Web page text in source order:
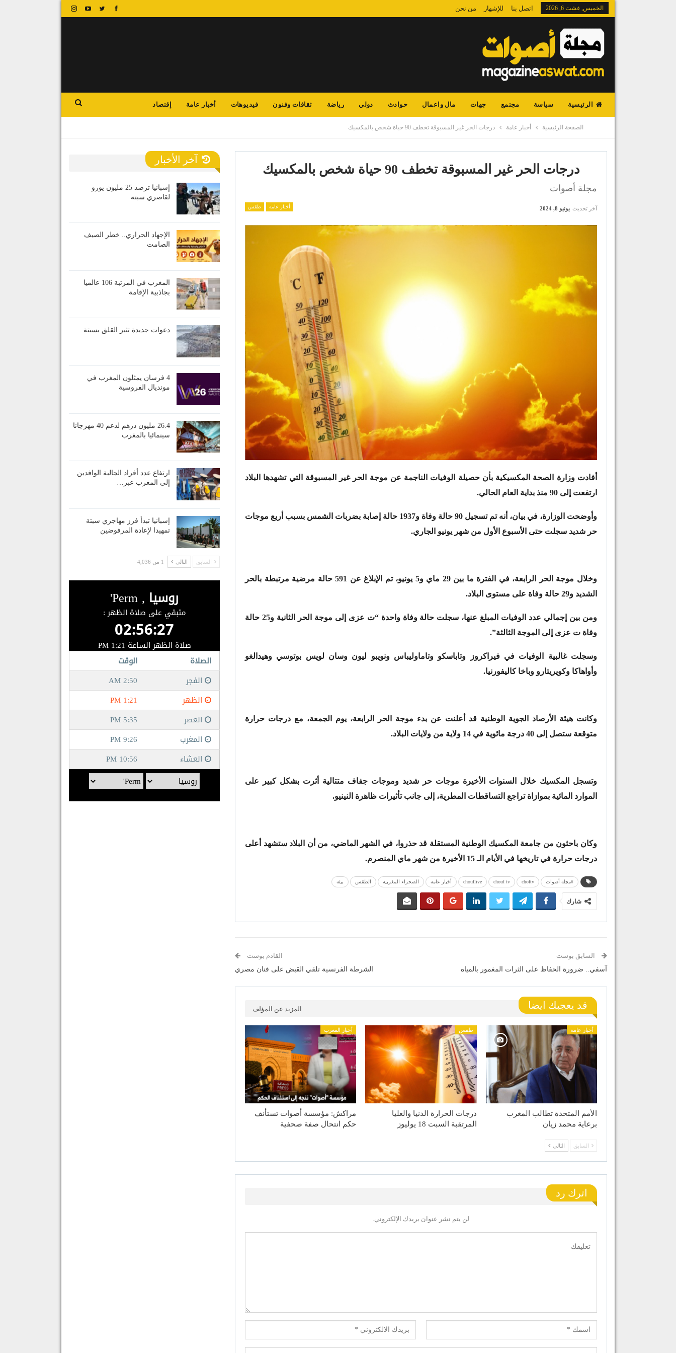
الخميس, غشت 6, 2026 اتصل بنا للإشهار من نحن
الرئيسية سياسة مجتمع جهات مال واعمال حوادث دولي رياضة ثقافات وفنون فيديوهات أخبار عامة إقتصاد
الصفحة الرئيسية أخبار عامة درجات الحر غير المسبوقة تخطف 90 حياة شخص بالمكسيك
درجات الحر غير المسبوقة تخطف 90 حياة شخص بالمكسيك
مجلة أصوات
أخبار عامة طقس آخر تحديث يونيو 8, 2024
أفادت وزارة الصحة المكسيكية بأن حصيلة الوفيات الناجمة عن موجة الحر غير المسبوقة التي تشهدها البلاد
ارتفعت إلى 90 منذ بداية العام الحالي.
وأوضحت الوزارة، في بيان، أنه تم تسجيل 90 حالة وفاة و1937 حالة إصابة بضربات الشمس بسبب أربع موجات
حر شديد سجلت حتى الأسبوع الأول من شهر يونيو الجاري.
وخلال موجة الحر الرابعة، في الفترة ما بين 29 ماي و5 يونيو، تم الإبلاغ عن 591 حالة مرضية مرتبطة بالحر
الشديد و29 حالة وفاة على مستوى البلاد.
ومن بين إجمالي عدد الوفيات المبلغ عنها، سجلت حالة وفاة واحدة “ت عزى إلى موجة الحر الثانية و25 حالة
وفاة ت عزى إلى الموجة الثالثة”.
وسجلت غالبية الوفيات في فيراكروز وتاباسكو وتاماوليباس ونويبو ليون وسان لويس بوتوسي وهيدالغو
وأواهاكا وكويريتارو وباخا كاليفورنيا.
وكانت هيئة الأرصاد الجوية الوطنية قد أعلنت عن بدء موجة الحر الرابعة، يوم الجمعة، مع درجات حرارة
متوقعة ستصل إلى 40 درجة مائوية في 14 ولاية من ولايات البلاد.
وتسجل المكسيك خلال السنوات الأخيرة موجات حر شديد وموجات جفاف متتالية أثرت بشكل كبير على
الموارد المائية بموازاة تراجع التساقطات المطرية، إلى جانب تأثيرات ظاهرة النينيو.
وكان باحثون من جامعة المكسيك الوطنية المستقلة قد حذروا، في الشهر الماضي، من أن البلاد ستشهد أعلى
درجات حرارة في تاريخها في الأيام الـ 15 الأخيرة من شهر ماي المنصرم.
#مجلة أصوات choftv
chouf tv
chouflive أخبار عامة الصحراء المغربية الطقس بيئة
شارك
السابق بوست
آسفي.. ضرورة الحفاظ على الثرات المغمور بالمياه
القادم بوست
الشرطة الفرنسية تلقي القبض على فنان مصري
قد يعجبك ايضا المزيد عن المؤلف
أخبار عامة
الأمم المتحدة تطالب المغرب
برعاية محمد زيان
طقس
درجات الحرارة الدنيا والعليا
المرتقبة السبت 18 يوليوز
أخبار المغرب
مراكش: مؤسسة أصوات تستأنف
حكم انتحال صفة صحفية
السابق التالي
اترك رد
لن يتم نشر عنوان بريدك الإلكتروني.
آخر الأخبار
إسبانيا ترصد 25 مليون يورو
لقاصري سبتة
الإجهاد الحراري.. خطر الصيف
الصامت
المغرب في المرتبة 106 عالميا
بجاذبية الإقامة
دعوات جديدة تثير القلق بسبتة
4 فرسان يمثلون المغرب في
مونديال الفروسية
26.4 مليون درهم لدعم 40 مهرجانا
سينمائيا بالمغرب
ارتفاع عدد أفراد الجالية الوافدين
إلى المغرب عبر…
إسبانيا تبدأ فرز مهاجري سبتة
تمهيدا لإعادة المرفوضين
السابق التالي 1 من 4,036